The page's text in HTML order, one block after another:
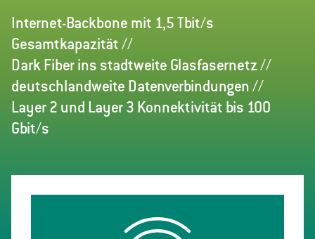
Internet-Backbone mit 1,5 Tbit/s
Gesamtkapazität //
Dark Fiber ins stadtweite Glasfasernetz //
deutschlandweite Datenverbindungen //
Layer 2 und Layer 3 Konnektivität bis 100
Gbit/s